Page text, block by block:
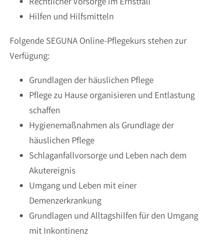
Hilfen und Hilfsmitteln
Folgende SEGUNA Online-Pflegekurs stehen zur
Verfügung:
Grundlagen der häuslichen Pflege
Pflege zu Hause organisieren und Entlastung
schaffen
Hygienemaßnahmen als Grundlage der
häuslichen Pflege
Schlaganfallvorsorge und Leben nach dem
Akutereignis
Umgang und Leben mit einer
Demenzerkrankung
Grundlagen und Alltagshilfen für den Umgang
mit Inkontinenz